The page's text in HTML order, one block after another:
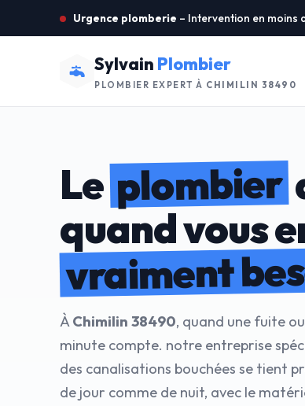
Urgence plomberie – Intervention en moins
Sylvain Plombier
PLOMBIER EXPERT À CHIMILIN 38490
Leplombier
quand vous
vraiment
ÀChimilin 38490, quand une fuite
minute compte. notre entreprise
des canalisations bouchées se tient
de jour comme de nuit, avec le